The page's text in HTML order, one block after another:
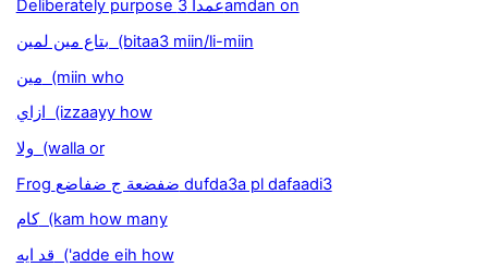
Deliberately purpose عمدا 3amdan on
بتاع مين لمين (bitaa3 miin/li-miin
مين (miin who
ازاي (izzaayy how
ولا (walla or
Frog ضفضعة ج ضفاضع dufda3a pl dafaadi3
كام (kam how many
قد ايه ('adde eih how